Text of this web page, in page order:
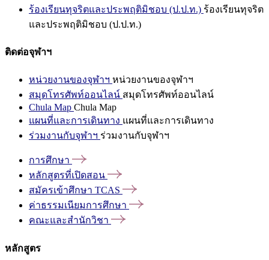
ร้องเรียนทุจริตและประพฤติมิชอบ (ป.ป.ท.) ร้องเรียนทุจริต
และประพฤติมิชอบ (ป.ป.ท.)
ติดต่อจุฬาฯ
หน่วยงานของจุฬาฯ หน่วยงานของจุฬาฯ
สมุดโทรศัพท์ออนไลน์ สมุดโทรศัพท์ออนไลน์
Chula Map Chula Map
แผนที่และการเดินทาง แผนที่และการเดินทาง
ร่วมงานกับจุฬาฯ ร่วมงานกับจุฬาฯ
การศึกษา
หลักสูตรที่เปิดสอน
สมัครเข้าศึกษา TCAS
ค่าธรรมเนียมการศึกษา
คณะและสำนักวิชา
หลักสูตร